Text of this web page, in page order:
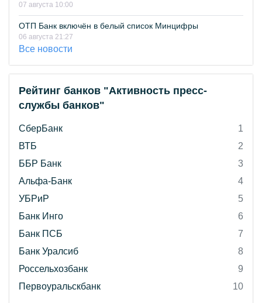
07 августа 10:00
ОТП Банк включён в белый список Минцифры
06 августа 21:27
Все новости
Рейтинг банков "Активность пресс-
службы банков"
СберБанк
1
ВТБ
2
ББР Банк
3
Альфа-Банк
4
УБРиР
5
Банк Инго
6
Банк ПСБ
7
Банк Уралсиб
8
Россельхозбанк
9
Первоуральскбанк
10